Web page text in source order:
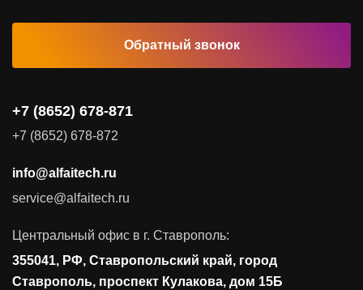
Видеоконференцсвязь
Поставка продуктов для резервного копирования данных
Соответствие требованиям и стандартам
Антивирусная защита
Управление доступом
Сетевая безопасность
Обратный звонок
+7 (8652) 678-871
+7 (8652) 678-872
info@alfaitech.ru
service@alfaitech.ru
Центральный офис в г. Ставрополь:
355041, РФ, Ставропольский край, город
Ставрополь, проспект Кулакова, дом 15Б